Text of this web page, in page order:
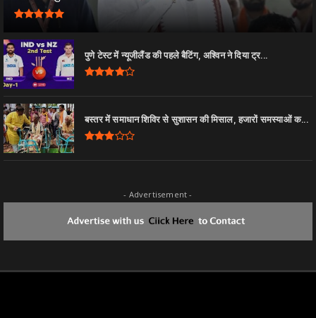
पुणे टेस्ट में न्यूजीलैंड की पहले बैटिंग, अश्विन ने दिया ट्र...
बस्तर में समाधान शिविर से सुशासन की मिसाल, हजारों समस्याओं क...
- Advertisement -